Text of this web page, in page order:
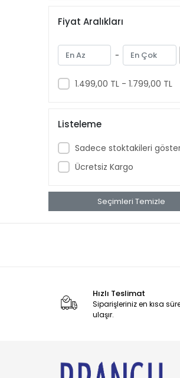
Temizleyici
Temizlik Bezi
Gümüş Cilası
Fiyat Aralıkları
-
1.499,00 TL - 1.799,00 TL
Listeleme
Sadece stoktakileri
Ücretsiz Kargo
Seçimleri Temizle
Hızlı Teslimat
Siparişleriniz en kısa
ulaşır.